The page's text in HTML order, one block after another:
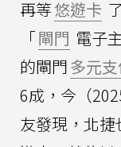
再等悠遊卡
「閘門 電子
的閘門多元
6成，今（
友發現，北